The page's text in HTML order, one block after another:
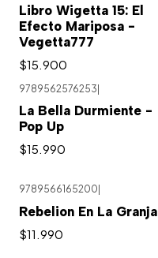
Libro Wigetta 15: El
Efecto Mariposa -
Vegetta777
$15.900
9789562576253
La Bella Durmiente -
Pop Up
$15.990
9789566165200
Rebelion En La Granja
$11.990